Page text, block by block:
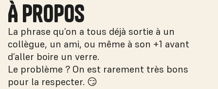
À propos
La phrase qu’on a tous déjà sortie à un
collègue, un ami, ou même à son +1 avant
d’aller boire un verre.
Le problème ? On est rarement très bons
pour la respecter. 😏